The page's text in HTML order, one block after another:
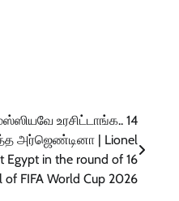
உரசிட்டாங்க.. 14
அர்ஜெண்டினா | Lionel
Egypt in the round of 16
FIFA World Cup 2026